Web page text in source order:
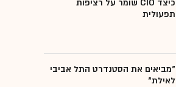
כיצד CIO שומר על רציפות
תפעולית
"מביאים את הסטנדרט התל אביבי
לאילת"